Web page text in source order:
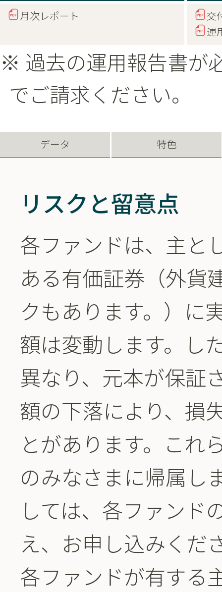
月次レポート
交
運
※ 過去の運用報告書が
でご請求ください。
データ 特色
リスクと留意点
各ファンドは、主と
ある有価証券（外貨
クもあります。）に
額は変動します。し
異なり、元本が保証
額の下落により、損
とがあります。これ
のみなさまに帰属し
しては、各ファンド
え、お申し込みくだ
各ファンドが有する